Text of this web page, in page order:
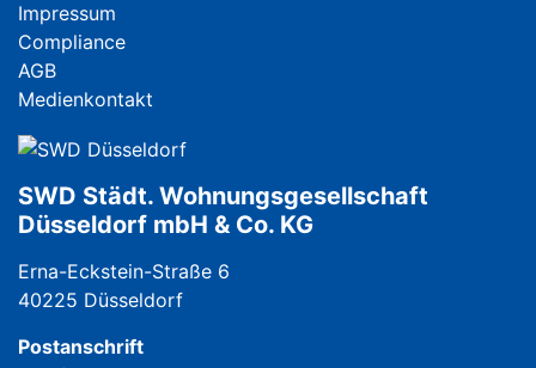
Impressum
Compliance
AGB
Medienkontakt
SWD Städt. Wohnungsgesellschaft
Düsseldorf mbH & Co. KG
Erna-Eckstein-Straße 6
40225 Düsseldorf
Postanschrift